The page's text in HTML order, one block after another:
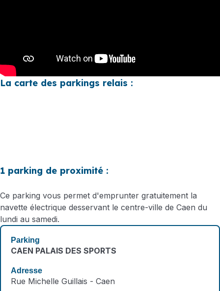
La carte des parkings relais :
1 parking de proximité :
Ce parking vous permet d'emprunter gratuitement la
navette électrique desservant le centre-ville de Caen du
lundi au samedi.
CAEN PALAIS DES SPORTS
Rue Michelle Guillais - Caen